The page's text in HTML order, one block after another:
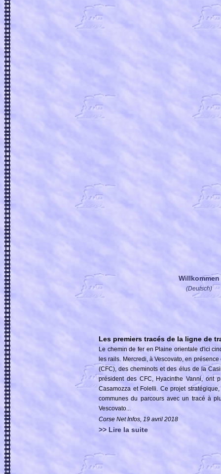
Willkommen
(Deutsch)
Les premiers tracés de la ligne de
Le chemin de fer en Plaine orientale d'ici
les rails. Mercredi, à Vescovato, en
(CFC), des cheminots et des élus de la
président des CFC, Hyacinthe Vanni, ont
Casamozza et Folelli. Ce projet
communes du parcours avec un tracé à
Vescovato...
Corse Net Infos, 19 avril 2018
>> Lire la suite